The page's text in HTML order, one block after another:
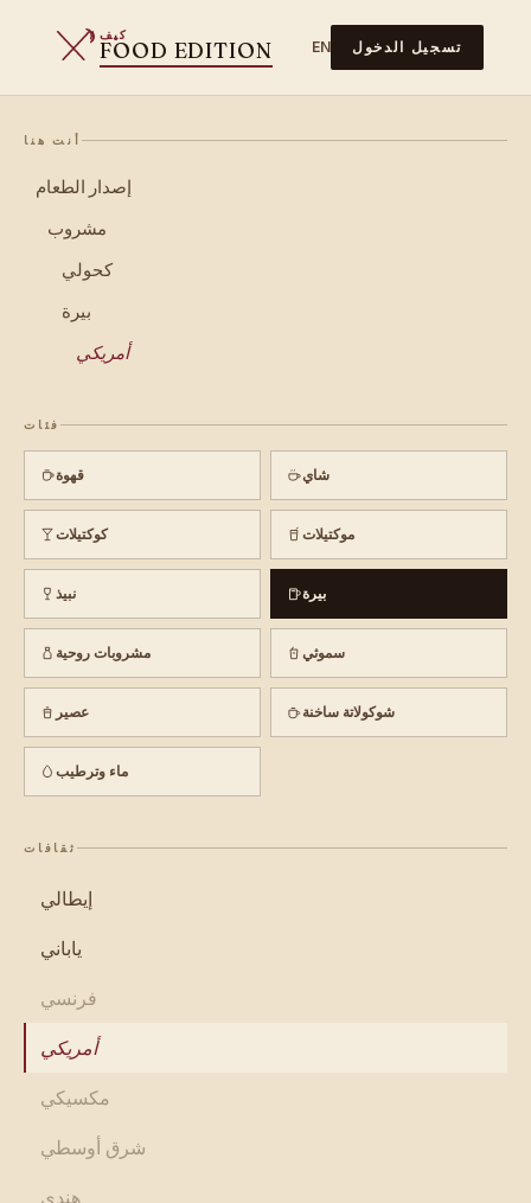
كيف
FOOD EDITION EN تسجيل الدخول
أنت هنا
إصدار الطعام
مشروب
كحولي
بيرة
أمريكي
فئات
قهوة شاي
كوكتيلات موكتيلات
نبيذ بيرة
مشروبات روحية سموثي
عصير شوكولاتة ساخنة
ماء وترطيب
ثقافات
إيطالي
ياباني
فرنسي
أمريكي
مكسيكي
شرق أوسطي
هندي